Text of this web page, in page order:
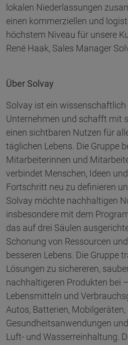
lokalen Niederlassungen
einen kommerziellen und
höchstem Niveau für unsere
René Haak, Sales Manager
Über Solvay
Solvay ist ein
Unternehmen und schafft mit
einen sichtbaren Nutzen für
täglichen Lebens. Die Gruppe
Mitarbeiterinnen und
verbindet Menschen, Ideen
Fortschritt neu zu definieren
Solvay möchte nachhaltigen
insbesondere mit dem
das auf drei Säulen
Schonung von Ressourcen
besseren Lebens. Die Gruppe
Lösungen zu sichereren,
nachhaltigeren Produkten bei
Lebensmitteln und
Autos, Batterien, Mobilgeräten,
Gesundheitsanwendungen
Luft- und Wasserreinhaltung.